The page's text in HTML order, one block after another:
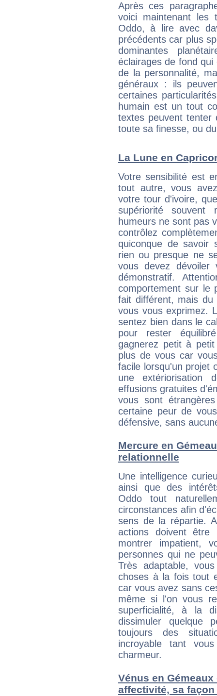
Après ces
voici maintenant les
Oddo, à lire avec
précédents car plus
dominantes
éclairages de fond
de la personnalité,
généraux : ils
certaines
humain est un tout
textes peuvent tenter
toute sa finesse, ou
La Lune en
Votre sensibilité est
tout autre, vous
votre tour d'ivoire,
supériorité souvent
humeurs ne sont pas
contrôlez
quiconque de savoir
rien ou presque ne
vous devez
démonstratif.
comportement sur le
fait différent, mais du
vous vous exprimez.
sentez bien dans le
pour rester
gagnerez petit à
plus de vous car
facile lorsqu'un projet
une extériorisation
effusions gratuites
vous sont
certaine peur de
défensive, sans
Mercure en
relationnelle
Une intelligence
ainsi que des
Oddo tout
circonstances afin
sens de la répartie.
actions doivent
montrer impatient,
personnes qui ne
Très adaptable,
choses à la fois tout
car vous avez sans
même si l'on vous
superficialité, à la
dissimuler quelque
toujours des
incroyable tant
charmeur.
Vénus en
affectivité, sa